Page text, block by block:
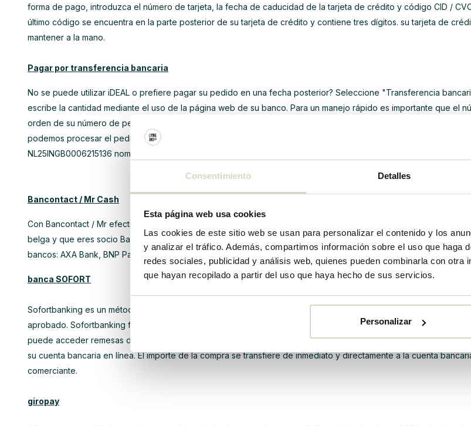
Consentimiento Detalles
Esta página web usa cookies
Las cookies de este sitio web se usan para personalizar el contenido y los
y analizar el tráfico. Además, compartimos información sobre el uso que haga
redes sociales, publicidad y análisis web, quienes pueden combinarla con otra
que hayan recopilado a partir del uso que haya hecho de sus servicios.
Personalizar
forma de pago, introduzca el número de tarjeta, la fecha de caducidad de la tarjeta de crédito y código CID /
último código se encuentra en la parte posterior de su tarjeta de crédito y contiene tres dígitos. su tarjeta de
mantener a la mano.
Pagar por transferencia bancaria
No se puede utilizar iDEAL o prefiere pagar su pedido en una fecha posterior? Seleccione "Transferencia
escribe la cantidad mediante el uso de la página web de su banco. Para un manejo rápido es importante que el
orden de su número de pedido junto con el pago. Tenga en cuenta: sólo cuando el pago es recibido por nosotros,
podemos procesar el pedido. La información de pago en la factura que reciba de nosotros por correo electrónico
NL25INGB0006215136 nombre de The Living Company).
Bancontact / Mr Cash
Con Bancontact / Mr efectivo se puede pagar su pedido directamente si se encuentra en posesión de una cuenta
belga y que eres socio Bancontact / Mr Cash. Puede pagar con tarjeta Bancontact / Mr Cash y el lector de los
bancos: AXA Bank, BNP Paribas Fortis, KBC, Dexia, Fortis, ING, KBC, Banco de grabación y Caja de Ahorros VDK.
banca SOFORT
Sofortbanking es un método de pago directo innovadora con el certificado TÜV y seguridad de las transacciones
aprobado. Sofortbanking fue desarrollado por la Red de Pago AG. A través de los proveedores de seguros en
puede acceder remesas de pago Red AG sofortbanking acarreos automatizada y transferencia bancaria en
su cuenta bancaria en línea. El importe de la compra se transfiere de inmediato y directamente a la cuenta
comerciante.
giropay